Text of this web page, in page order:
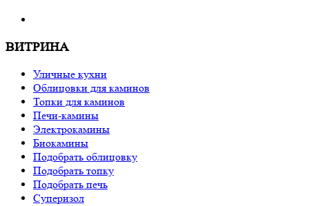
ВИТРИНА
Уличные кухни
Облицовки для каминов
Топки для каминов
Печи-камины
Электрокамины
Биокамины
Подобрать облицовку
Подобрать топку
Подобрать печь
Суперизол